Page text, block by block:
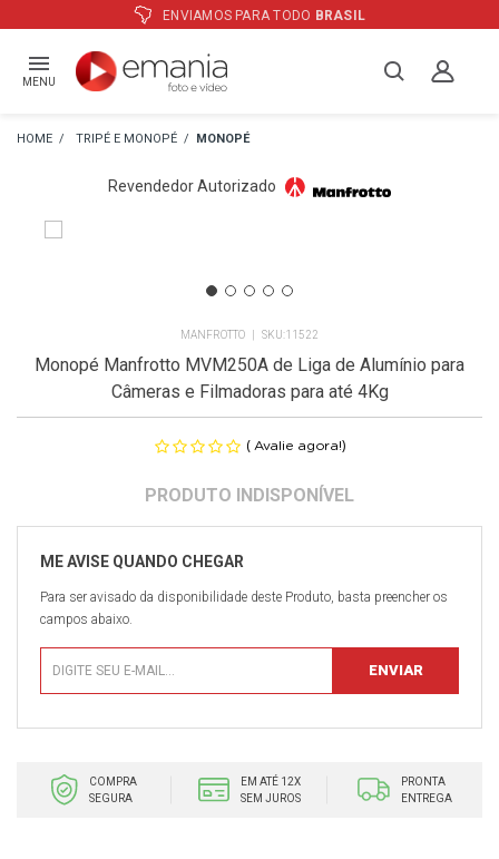
ENVIAMOS PARA TODOBRASIL
MENU
TRIPÉ E MONOPÉ MONOPÉ
Revendedor Autorizado
MANFROTTO 11522
Monopé Manfrotto MVM250A de Liga de Alumínio para
Câmeras e Filmadoras para até 4Kg
( Avalie agora!)
Para ser avisado da disponibilidade deste Produto, basta preencher os
campos abaixo.
COMPRA
SEGURA
EM ATÉ 12X
SEM JUROS
PRONTA
ENTREGA